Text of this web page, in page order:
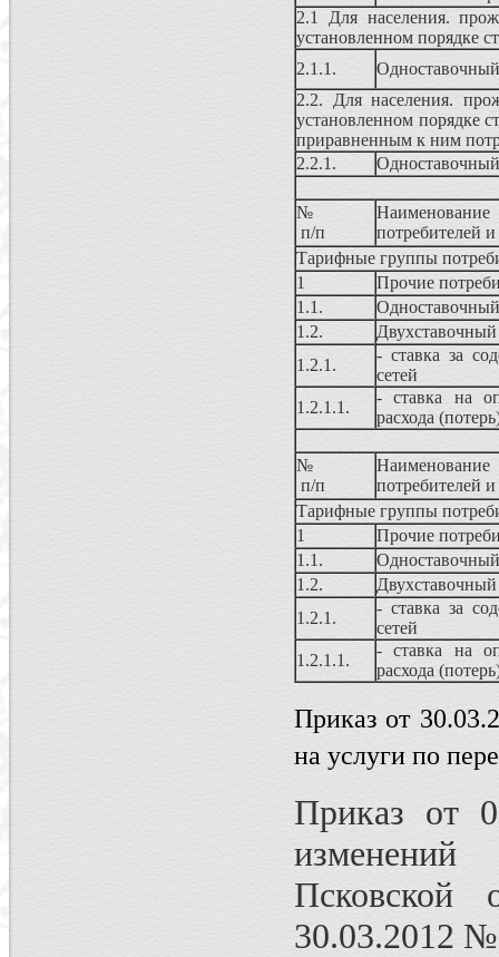
2.1 Для населения.
установленном порядке
2.1.1.
2.2. Для населения.
установленном порядке
приравненным к ним
2.2.1.
№
п/п
потребителей
Тарифные группы
1
Прочие
1.1.
1.2.
1.2.1.
- ставка за
сетей
1.2.1.1.
- ставка на
расхода
№
п/п
потребителей
Тарифные группы
1
Прочие
1.1.
1.2.
1.2.1.
- ставка за
сетей
1.2.1.1.
- ставка на
расхода
Приказ от
на услуги по
Приказ от
изменений
Псковской
30.03.2012